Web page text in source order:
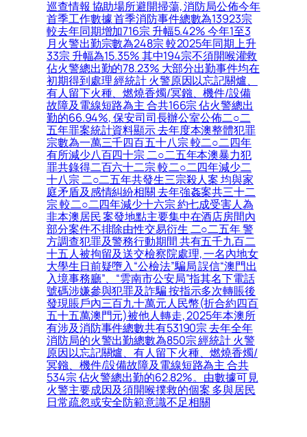
巡查情報 協助場所避開掃蕩, 消防局公佈今年
首季工作數據 首季消防事件總數為13923宗
較去年同期增加716宗 升幅5.42% 今年1至3
月火警出勤宗數為248宗 較2025年同期上升
33宗 升幅為15.35% 其中194宗不須開喉灌救
佔火警總出勤的78.23% 大部分出勤事件均在
初期得到處理 經統計 火警原因以忘記關爐、
有人留下火種、燃燒香燭/冥鏹、機件/設備
故障及電線短路為主 合共166宗 佔火警總出
勤的66.94%, 保安司司長辦公室公佈二○二
五年罪案統計資料顯示 去年度本澳整體犯罪
宗數為一萬三千四百五十八宗 較二○二四年
有所減少八百四十宗 二○二五年本澳暴力犯
罪共錄得二百六十二宗 較二○二四年減少二
十八宗 二○二五年共發生三宗殺人案 均與家
庭矛盾及感情糾紛相關 去年強姦案共三十二
宗 較二○二四年減少十六宗 約七成受害人為
非本澳居民 案發地點主要集中在酒店房間內
部分案件不排除由性交易衍生 二○二五年 警
方調查犯罪及警務行動期間 共有五千九百二
十五人被拘留及送交檢察院處理, 一名內地女
大學生日前疑墮入“公檢法”騙局 誤信“澳門出
入境事務廳”、“雲南市公安局”指其名下電話
號碼涉嫌參與犯罪及詐騙 按指示多次轉賬後
發現賬戶內三百九十萬元人民幣(折合約四百
五十五萬澳門元)被他人轉走, 2025年本澳所
有涉及消防事件總數共有53190宗 去年全年
消防局的火警出勤總數為850宗 經統計 火警
原因以忘記關爐、有人留下火種、燃燒香燭/
冥鏹、機件/設備故障及電線短路為主 合共
534宗 佔火警總出勤的62.82%。由數據可見
火警主要成因及須開喉撲救的個案 多與居民
日常疏忽或安全防範意識不足相關